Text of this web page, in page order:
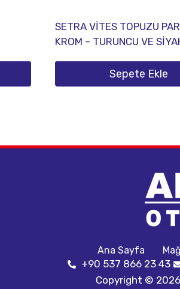
SETRA VİTES TOPUZU
KROM – TURUNCU VE
Sepete Ekle
Ana Sayfa
+90 537 866 23 43
Copyright ©